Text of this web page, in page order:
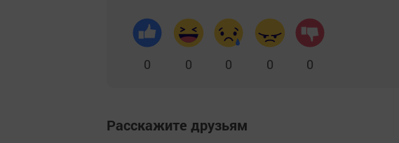
0 0 0 0 0
Расскажите друзьям